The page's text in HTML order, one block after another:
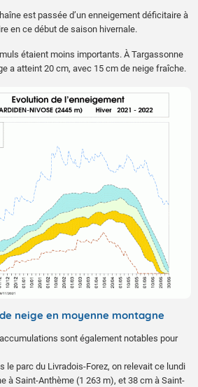
est passée d’un enneigement déficitaire à
en ce début de saison hivernale.
étaient moins importants. À Targassonne
a atteint 20 cm, avec 15 cm de neige fraîche.
neige en moyenne montagne
sont également notables pour
le parc du Livradois-Forez, on relevait ce lundi
à Saint-Anthème (1 263 m), et 38 cm à Saint-